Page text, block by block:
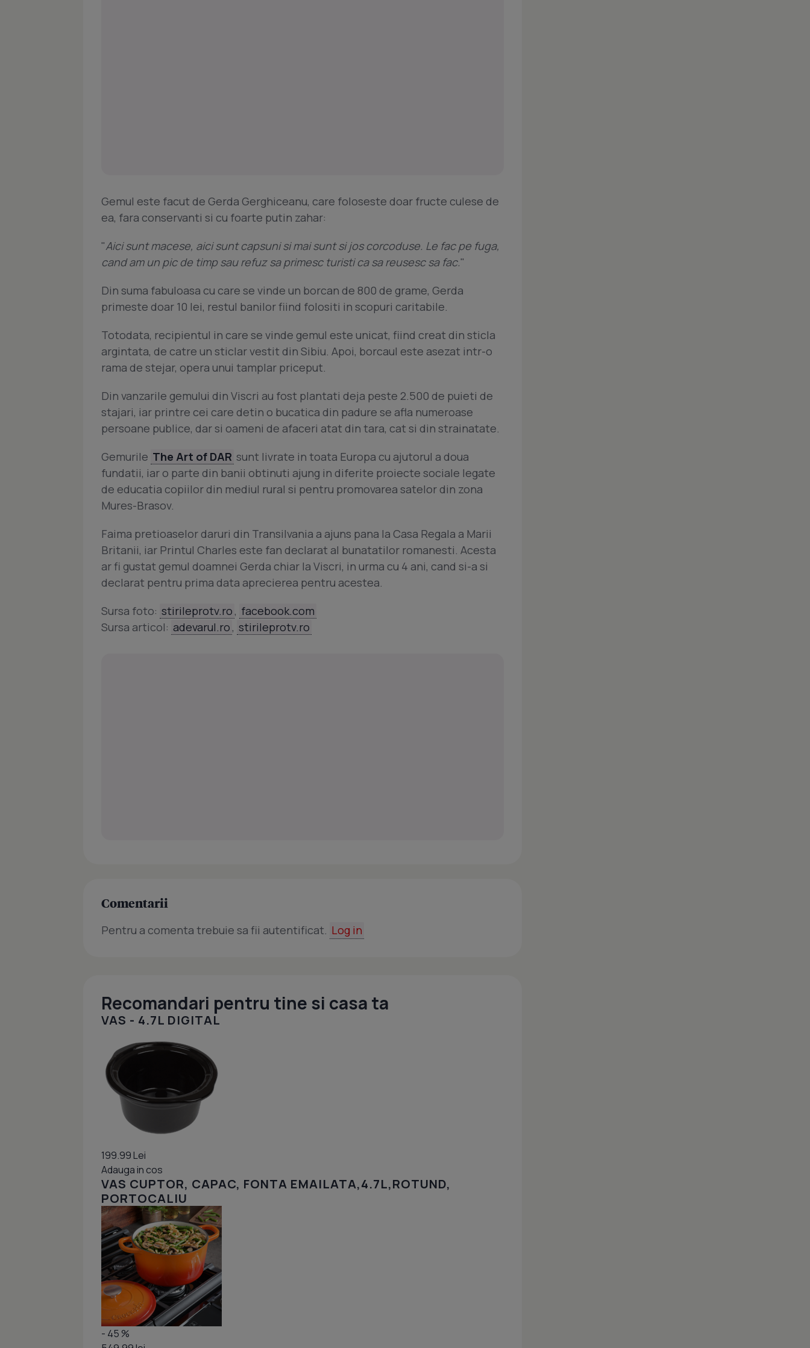
Gemul este facut de Gerda Gerghiceanu, care foloseste doar fructe culese de
ea, fara conservanti si cu foarte putin zahar:
"Aici sunt macese, aici sunt capsuni si mai sunt si jos corcoduse. Le fac pe fuga,
cand am un pic de timp sau refuz sa primesc turisti ca sa reusesc sa fac."
Din suma fabuloasa cu care se vinde un borcan de 800 de grame, Gerda
primeste doar 10 lei, restul banilor fiind folositi in scopuri caritabile.
Totodata, recipientul in care se vinde gemul este unicat, fiind creat din sticla
argintata, de catre un sticlar vestit din Sibiu. Apoi, borcaul este asezat intr-o
rama de stejar, opera unui tamplar priceput.
Din vanzarile gemului din Viscri au fost plantati deja peste 2.500 de puieti de
stajari, iar printre cei care detin o bucatica din padure se afla numeroase
persoane publice, dar si oameni de afaceri atat din tara, cat si din strainatate.
Gemurile The Art of DAR sunt livrate in toata Europa cu ajutorul a doua
fundatii, iar o parte din banii obtinuti ajung in diferite proiecte sociale legate
de educatia copiilor din mediul rural si pentru promovarea satelor din zona
Mures-Brasov.
Faima pretioaselor daruri din Transilvania a ajuns pana la Casa Regala a Marii
Britanii, iar Printul Charles este fan declarat al bunatatilor romanesti. Acesta
ar fi gustat gemul doamnei Gerda chiar la Viscri, in urma cu 4 ani, cand si-a si
declarat pentru prima data aprecierea pentru acestea.
Sursa foto: stirileprotv.ro , facebook.com
Sursa articol: adevarul.ro , stirileprotv.ro
Comentarii
Pentru a comenta trebuie sa fii autentificat. Log in
Recomandari pentru tine si casa ta
VAS - 4.7L DIGITAL
199.99 Lei
Adauga in cos
VAS CUPTOR, CAPAC, FONTA EMAILATA,4.7L,ROTUND,
PORTOCALIU
- 45 %